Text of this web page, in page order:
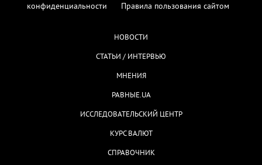
конфиденциальности
Правила пользования сайтом
НОВОСТИ
СТАТЬИ / ИНТЕРВЬЮ
МНЕНИЯ
РАВНЫЕ.UA
ИССЛЕДОВАТЕЛЬСКИЙ ЦЕНТР
КУРС ВАЛЮТ
СПРАВОЧНИК